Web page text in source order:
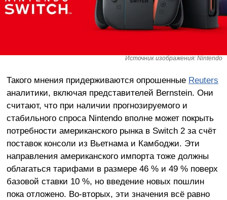
Источник изображения: Nintendo
Такого мнения придерживаются опрошенные Reuters
аналитики, включая представителей Bernstein. Они
считают, что при наличии прогнозируемого и
стабильного спроса Nintendo вполне может покрыть
потребности американского рынка в Switch 2 за счёт
поставок консоли из Вьетнама и Камбоджи. Эти
направления американского импорта тоже должны
облагаться тарифами в размере 46 % и 49 % поверх
базовой ставки 10 %, но введение новых пошлин
пока отложено. Во-вторых, эти значения всё равно